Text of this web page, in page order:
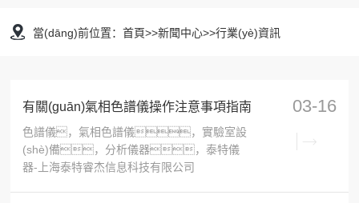
當(dāng)前位置：首頁>>新聞中心>>行業(yè)資訊
有關(guān)氣相色譜儀操作注意事項指南
色譜儀，氣相色譜儀，實驗室設
(shè)備，分析儀器，泰特儀
器-上海泰特睿杰信息科技有限公司
03-16